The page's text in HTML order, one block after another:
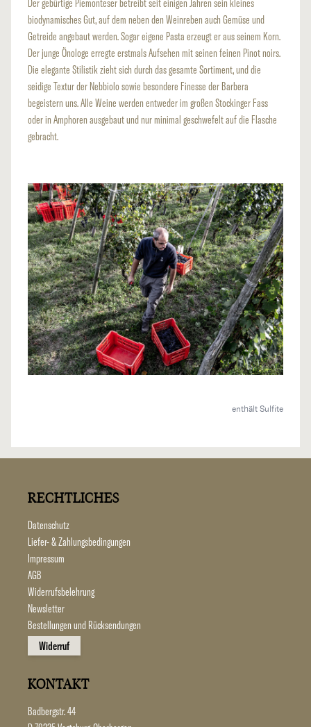
Der gebürtige Piemonteser betreibt seit einigen Jahren sein kleines
biodynamisches Gut, auf dem neben den Weinreben auch Gemüse und
Getreide angebaut werden. Sogar eigene Pasta erzeugt er aus seinem Korn.
Der junge Önologe erregte erstmals Aufsehen mit seinen feinen Pinot noirs.
Die elegante Stilistik zieht sich durch das gesamte Sortiment, und die
seidige Textur der Nebbiolo sowie besondere Finesse der Barbera
begeistern uns. Alle Weine werden entweder im großen Stockinger Fass
oder in Amphoren ausgebaut und nur minimal geschwefelt auf die Flasche
gebracht.
enthält Sulfite
RECHTLICHES
Datenschutz
Liefer- & Zahlungsbedingungen
Impressum
AGB
Widerrufsbelehrung
Newsletter
Bestellungen und Rücksendungen
Widerruf
KONTAKT
Badbergstr. 44